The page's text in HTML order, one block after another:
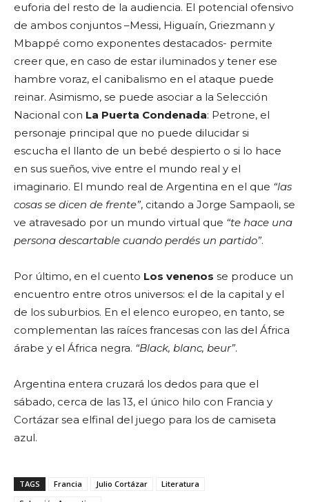
euforia del resto de la audiencia. El potencial ofensivo
de ambos conjuntos –Messi, Higuaín, Griezmann y
Mbappé como exponentes destacados- permite
creer que, en caso de estar iluminados y tener ese
hambre voraz, el canibalismo en el ataque puede
reinar. Asimismo, se puede asociar a la Selección
Nacional con La Puerta Condenada: Petrone, el
personaje principal que no puede dilucidar si
escucha el llanto de un bebé despierto o si lo hace
en sus sueños, vive entre el mundo real y el
imaginario. El mundo real de Argentina en el que “las
cosas se dicen de frente”, citando a Jorge Sampaoli, se
ve atravesado por un mundo virtual que “te hace una
persona descartable cuando perdés un partido”.
Por último, en el cuento Los venenos se produce un
encuentro entre otros universos: el de la capital y el
de los suburbios. En el elenco europeo, en tanto, se
complementan las raíces francesas con las del África
árabe y el África negra. “Black, blanc, beur”.
Argentina entera cruzará los dedos para que el
sábado, cerca de las 13, el único hilo con Francia y
Cortázar sea elfinal del juego para los de camiseta
azul.
TAGS Francia Julio Cortázar
Literatura